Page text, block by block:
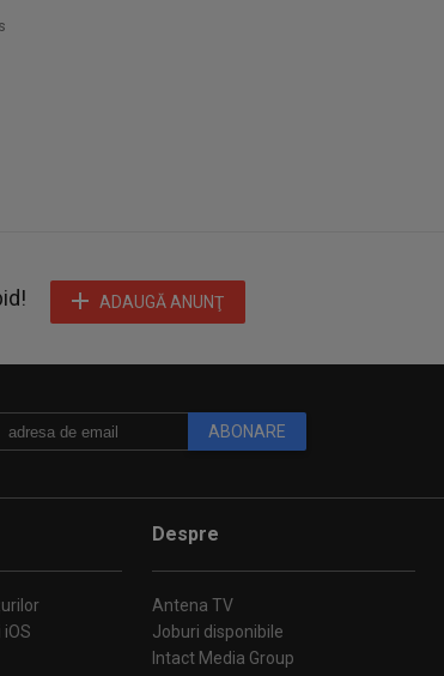
ADAUGĂ ANUNŢ
ABONARE
Despre
Antena TV
Joburi disponibile
Intact Media Group